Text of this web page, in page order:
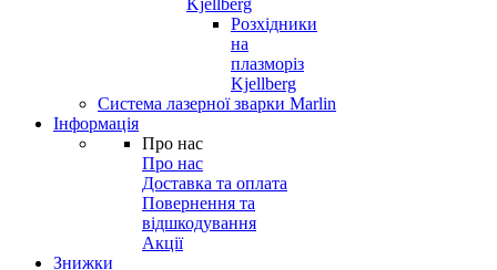
Kjellberg
Розхідники
на
плазморіз
Kjellberg
Система лазерної зварки Marlin
Інформація
Про нас
Про нас
Доставка та оплата
Повернення та
відшкодування
Акції
Знижки